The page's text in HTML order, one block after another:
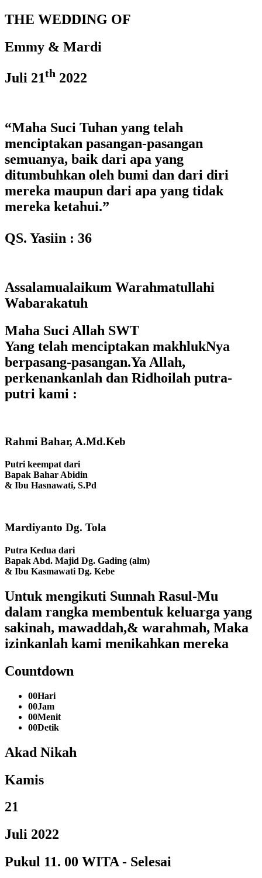
THE WEDDING OF
Emmy & Mardi
Juli 21th 2022
“Maha Suci Tuhan yang telah
menciptakan pasangan-pasangan
semuanya, baik dari apa yang
ditumbuhkan oleh bumi dan dari diri
mereka maupun dari apa yang tidak
mereka ketahui.”
QS. Yasiin : 36
Assalamualaikum Warahmatullahi
Wabarakatuh
Maha Suci Allah SWT
Yang telah menciptakan makhlukNya
berpasang-pasangan.Ya Allah,
perkenankanlah dan Ridhoilah putra-
putri kami :
Rahmi Bahar, A.Md.Keb
Putri keempat dari
Bapak Bahar Abidin
& Ibu Hasnawati, S.Pd
Mardiyanto Dg. Tola
Putra Kedua dari
Bapak Abd. Majid Dg. Gading (alm)
& Ibu Kasmawati Dg. Kebe
Untuk mengikuti Sunnah Rasul-Mu
dalam rangka membentuk keluarga yang
sakinah, mawaddah,& warahmah, Maka
izinkanlah kami menikahkan mereka
Countdown
00Hari
00Jam
00Menit
00Detik
Akad Nikah
Kamis
21
Juli 2022
Pukul 11. 00 WITA - Selesai